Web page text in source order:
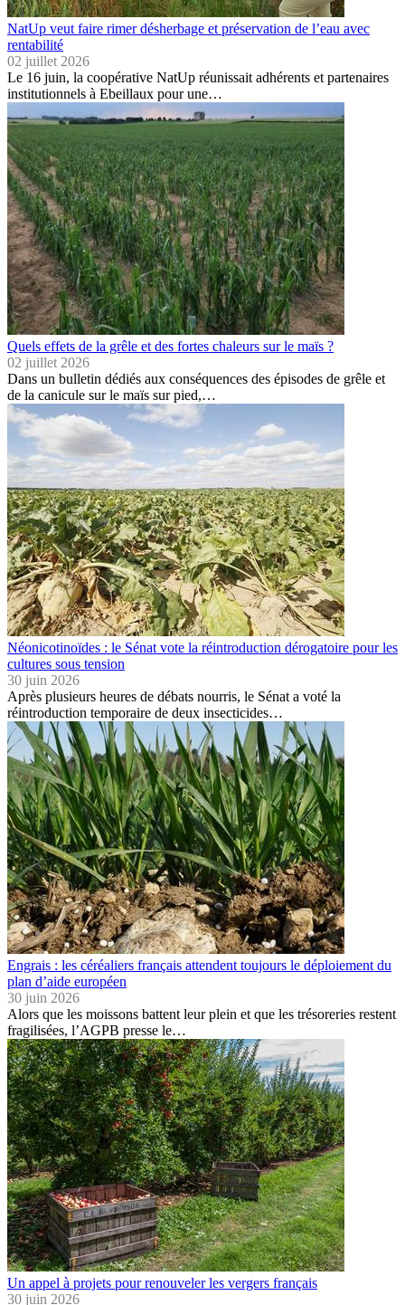
NatUp veut faire rimer désherbage et préservation de l’eau avec
rentabilité
02 juillet 2026
Le 16 juin, la coopérative NatUp réunissait adhérents et partenaires
institutionnels à Ebeillaux pour une…
Quels effets de la grêle et des fortes chaleurs sur le maïs ?
02 juillet 2026
Dans un bulletin dédiés aux conséquences des épisodes de grêle et
de la canicule sur le maïs sur pied,…
Néonicotinoïdes : le Sénat vote la réintroduction dérogatoire pour les
cultures sous tension
30 juin 2026
Après plusieurs heures de débats nourris, le Sénat a voté la
réintroduction temporaire de deux insecticides…
Engrais : les céréaliers français attendent toujours le déploiement du
plan d’aide européen
30 juin 2026
Alors que les moissons battent leur plein et que les trésoreries restent
fragilisées, l’AGPB presse le…
Un appel à projets pour renouveler les vergers français
30 juin 2026